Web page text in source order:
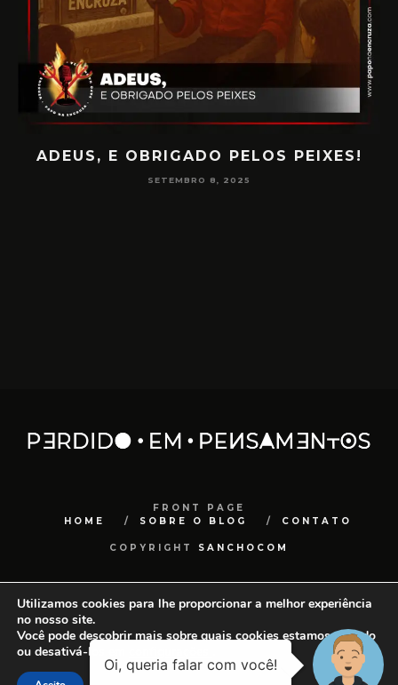
ADEUS, E OBRIGADO PELOS PEIXES!
SETEMBRO 8, 2025
FRONT PAGE
HOME
SOBRE O BLOG CONTATO
COPYRIGHT SANCHOCOM
Utilizamos cookies para lhe proporcionar a melhor experiência
no nosso site.
Você pode descobrir mais sobre quais cookies estamos usando
ou desativá-los em